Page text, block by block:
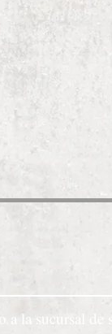
la sucursal de